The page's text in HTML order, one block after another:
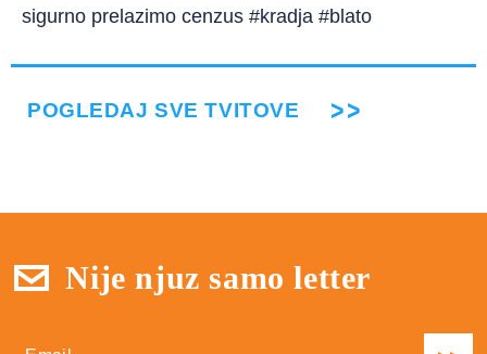
sigurno prelazimo cenzus #kradja #blato
POGLEDAJ SVE TVITOVE
Nije njuz samo letter